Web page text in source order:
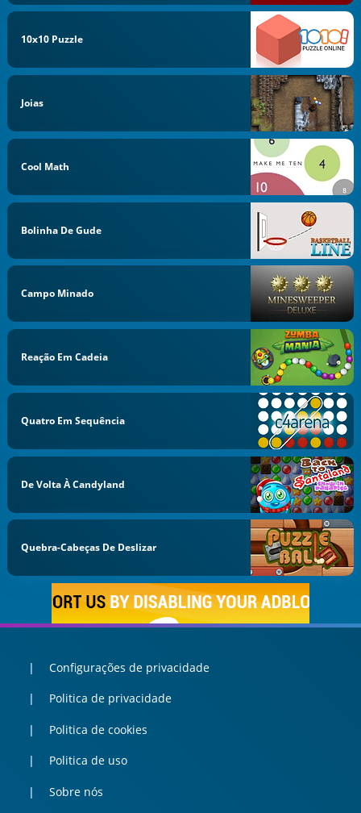
10x10 Puzzle
Joias
Cool Math
Bolinha De Gude
Campo Minado
Reação Em Cadeia
Quatro Em Sequência
De Volta À Candyland
Quebra-Cabeças De Deslizar
Configurações de privacidade
Politica de privacidade
Politica de cookies
Politica de uso
Sobre nós